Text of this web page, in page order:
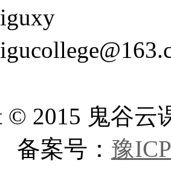
© 2015 鬼谷
备案号： 豫